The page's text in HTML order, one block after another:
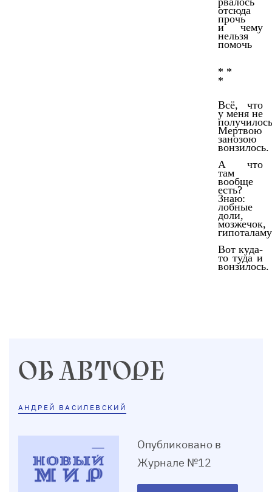
отсюда
прочь
и чему
нельзя
помочь
* *
*
Всё, что
у меня не
Мертвою
занозою
вонзилось.
А что
там
вообще
есть?
Знаю:
лобные
доли,
мозжечок,
Вот куда-
то туда и
вонзилось.
ОБ АВТОРЕ
АНДРЕЙ ВАСИЛЕВСКИЙ
Опубликовано в
Журнале №12